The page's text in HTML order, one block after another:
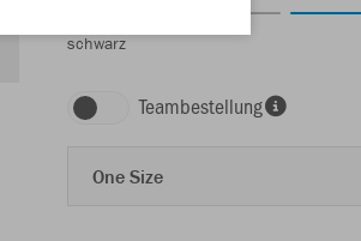
schwarz
Teambestellung
One Size